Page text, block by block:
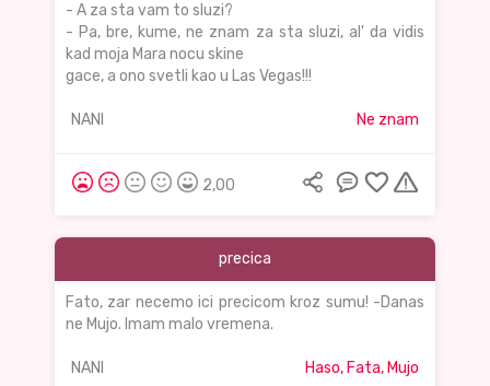
- A za sta vam to sluzi?
- Pa, bre, kume, ne znam za sta sluzi, al' da vidis
kad moja Mara nocu skine
gace, a ono svetli kao u Las Vegas!!!
NANI Ne znam
2,00
precica
Fato, zar necemo ici precicom kroz sumu! -Danas
ne Mujo. Imam malo vremena.
NANI Haso, Fata, Mujo